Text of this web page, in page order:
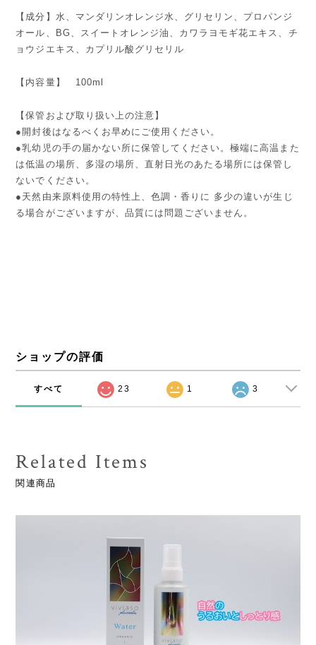
【成分】水、マンダリンオレンジ水、グリセリン、プロパンジ
オール、BG、スイートオレンジ油、カワラヨモギ花エキス、チ
ョウジエキス、カプリル酸グリセリル
【内容量】 100ml
【保管および取り扱い上の注意】
●開封後はなるべくお早めにご使用ください。
●乳幼児の手の届かない所に保管してください。極端に高温また
は低温の場所、多湿の場所、直射日光のあたる場所には保管し
ないでください。
●天然由来原料使用の特性上、色調・香りに 多少の違いが生じ
る場合がございますが、品質には問題ございません。
ショップの評価
すべて 23 1 3
Related Items
関連商品